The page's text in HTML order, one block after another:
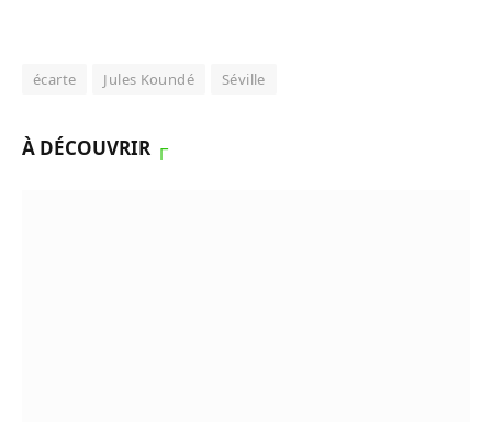
écarte Jules Koundé Séville
À DÉCOUVRIR ┌